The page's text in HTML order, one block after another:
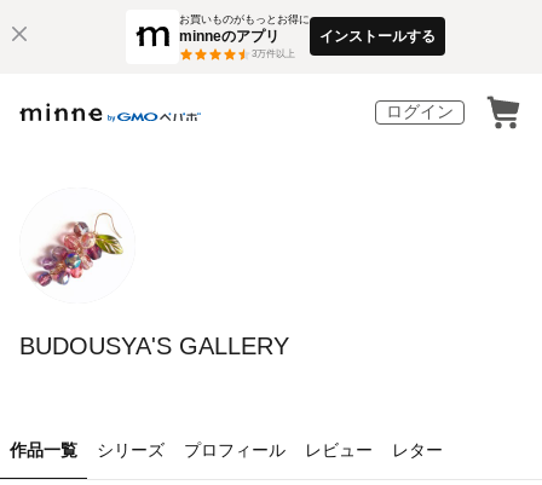
お買いものがもっとお得に
minneのアプリ
3万件以上
インストールする
ログイン
BUDOUSYA'S GALLERY
作品一覧 シリーズ プロフィール レビュー レター